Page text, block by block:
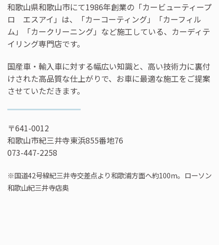
和歌山県和歌山市にて1986年創業の「カービューティープ
ロ エスアイ」は、「カーコーティング」「カーフィル
ム」「カークリーニング」など施工している、カーディテ
イリング専門店です。
国産車・輸入車に対する幅広い知識と、高い技術力に裏付
けされた高品質な仕上がりで、お車に最適な施工をご提案
させていただきます。
〒641-0012
和歌山市紀三井寺東浜855番地76
073-447-2258
※国道42号線紀三井寺交差点より和歌浦方面へ約100m。ローソン
和歌山紀三井寺店奥